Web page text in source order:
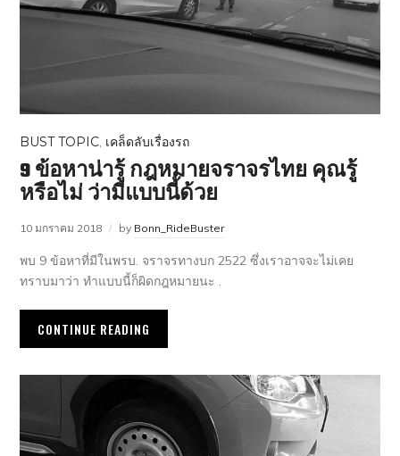
BUST TOPIC เคล็ดลับเรื่องรถ
9 ข้อหาน่ารู้ กฎหมายจราจรไทย คุณรู้
หรือไม่ ว่ามีแบบนี้ด้วย
10 มกราคม 2018 by Bonn_RideBuster
พบ 9 ข้อหาที่มีในพรบ. จราจรทางบก 2522 ซึ่งเราอาจจะไม่เคย
ทราบมาว่า ทำแบบนี้ก็ผิดกฎหมายนะ .
CONTINUE READING